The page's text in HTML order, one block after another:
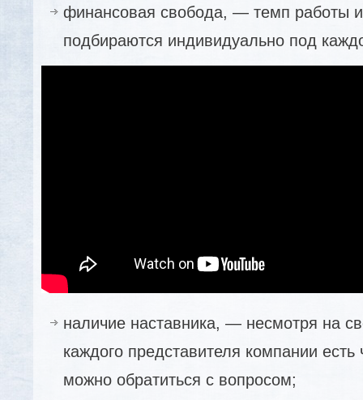
финансовая свобода, — темп работы и
подбираются индивидуально под
наличие наставника, — несмотря на
каждого представителя компании есть
можно обратиться с вопросом;